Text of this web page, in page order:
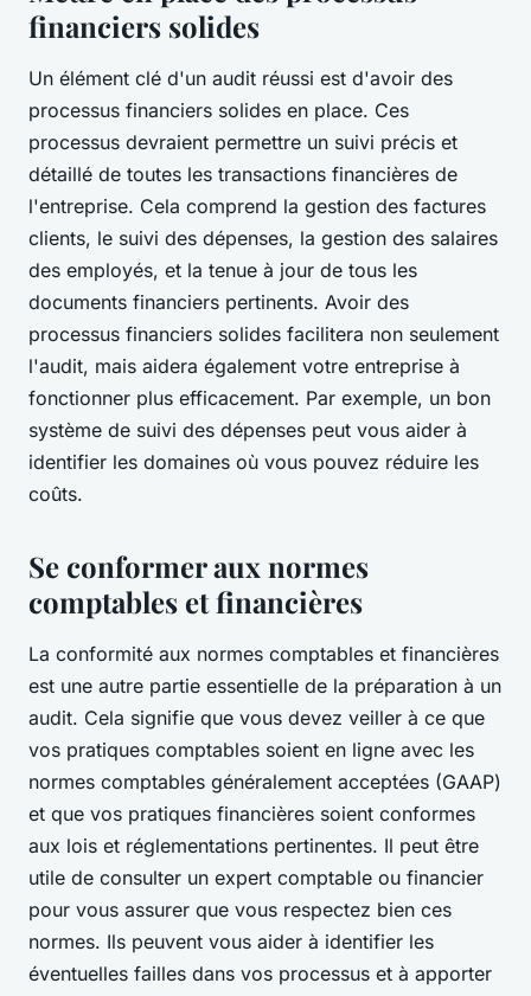
financiers solides
Un élément clé d'un audit réussi est d'avoir des
processus financiers solides en place. Ces
processus devraient permettre un suivi précis et
détaillé de toutes les transactions financières de
l'entreprise. Cela comprend la gestion des factures
clients, le suivi des dépenses, la gestion des salaires
des employés, et la tenue à jour de tous les
documents financiers pertinents. Avoir des
processus financiers solides facilitera non seulement
l'audit, mais aidera également votre entreprise à
fonctionner plus efficacement. Par exemple, un bon
système de suivi des dépenses peut vous aider à
identifier les domaines où vous pouvez réduire les
coûts.
Se conformer aux normes
comptables et financières
La conformité aux normes comptables et financières
est une autre partie essentielle de la préparation à un
audit. Cela signifie que vous devez veiller à ce que
vos pratiques comptables soient en ligne avec les
normes comptables généralement acceptées (GAAP)
et que vos pratiques financières soient conformes
aux lois et réglementations pertinentes. Il peut être
utile de consulter un expert comptable ou financier
pour vous assurer que vous respectez bien ces
normes. Ils peuvent vous aider à identifier les
éventuelles failles dans vos processus et à apporter